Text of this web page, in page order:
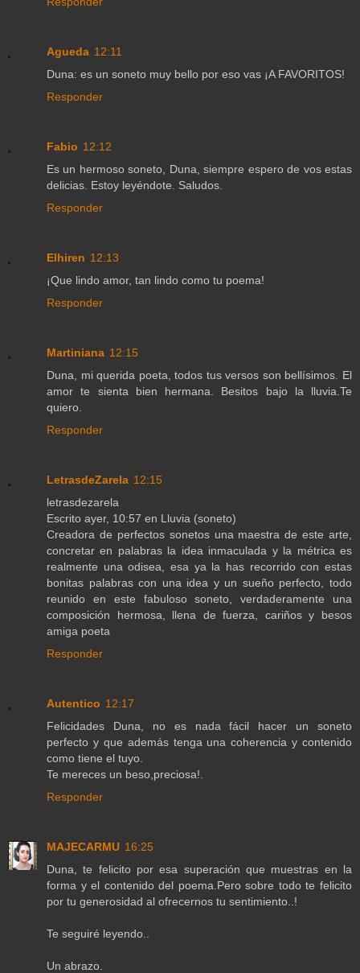
Agueda 12:11
Duna: es un soneto muy bello por eso vas ¡A FAVORITOS!
Responder
Fabio 12:12
Es un hermoso soneto, Duna, siempre espero de vos estas
delicias. Estoy leyéndote. Saludos.
Responder
Elhiren 12:13
¡Que lindo amor, tan lindo como tu poema!
Responder
Martiniana 12:15
Duna, mi querida poeta, todos tus versos son bellísimos. El
amor te sienta bien hermana. Besitos bajo la lluvia.Te
quiero.
Responder
LetrasdeZarela 12:15
letrasdezarela
Escrito ayer, 10:57 en Lluvia (soneto)
Creadora de perfectos sonetos una maestra de este arte,
concretar en palabras la idea inmaculada y la métrica es
realmente una odisea, esa ya la has recorrido con estas
bonitas palabras con una idea y un sueño perfecto, todo
reunido en este fabuloso soneto, verdaderamente una
composición hermosa, llena de fuerza, cariños y besos
amiga poeta
Responder
Autentico 12:17
Felicidades Duna, no es nada fácil hacer un soneto
perfecto y que además tenga una coherencia y contenido
como tiene el tuyo.
Te mereces un beso,preciosa!.
Responder
MAJECARMU 16:25
Duna, te felicito por esa superación que muestras en la
forma y el contenido del poema.Pero sobre todo te felicito
por tu generosidad al ofrecernos tu sentimiento..!
Te seguiré leyendo..
Un abrazo.